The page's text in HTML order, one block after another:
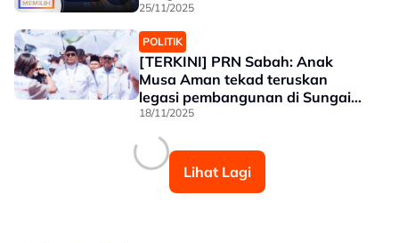
25/11/2025
POLITIK
[TERKINI] PRN Sabah: Anak
Musa Aman tekad teruskan
legasi pembangunan di Sungai
Manila
18/11/2025
Lihat Lagi